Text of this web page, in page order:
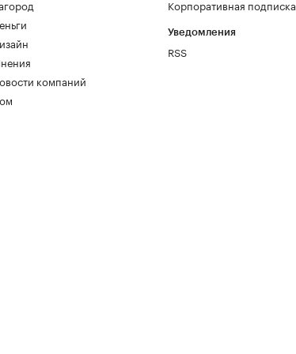
компаний
Корпоративная подписка
Уведомления
RSS